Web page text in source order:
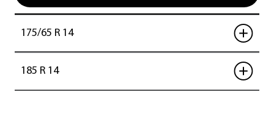
175/65 R 14
185 R 14